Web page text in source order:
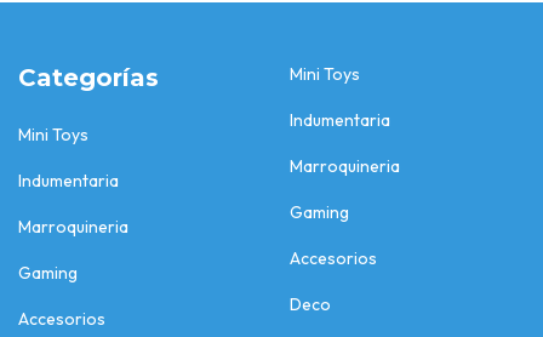
Categorías
Mini Toys
Indumentaria
Marroquineria
Gaming
Accesorios
Mini Toys
Indumentaria
Marroquineria
Gaming
Accesorios
Deco